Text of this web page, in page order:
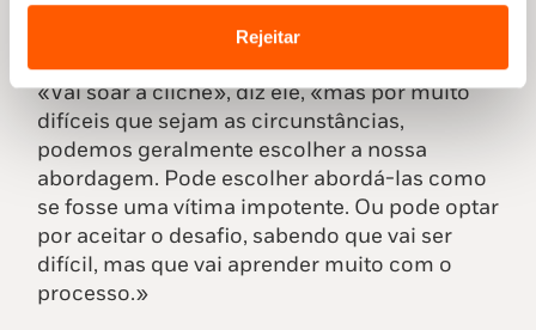
Rejeitar
nós – também passou por períodos difíceis.
Embora esses momentos sejam inevitáveis,
ele acredita que há formas de os ultrapassar.
«Vai soar a cliché», diz ele, «mas por muito
difíceis que sejam as circunstâncias,
podemos geralmente escolher a nossa
abordagem. Pode escolher abordá-las como
se fosse uma vítima impotente. Ou pode optar
por aceitar o desafio, sabendo que vai ser
difícil, mas que vai aprender muito com o
processo.»